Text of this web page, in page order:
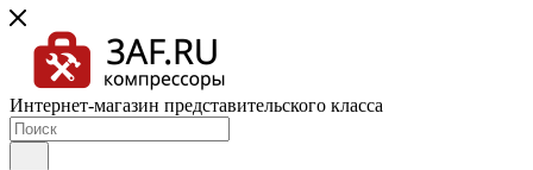
Интернет-магазин представительского класса